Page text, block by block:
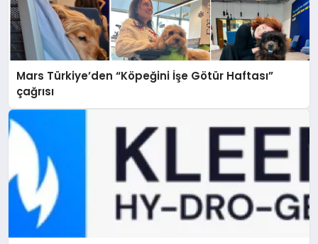
Mars Türkiye’den “Köpeğini İşe Götür Haftası”
çağrısı